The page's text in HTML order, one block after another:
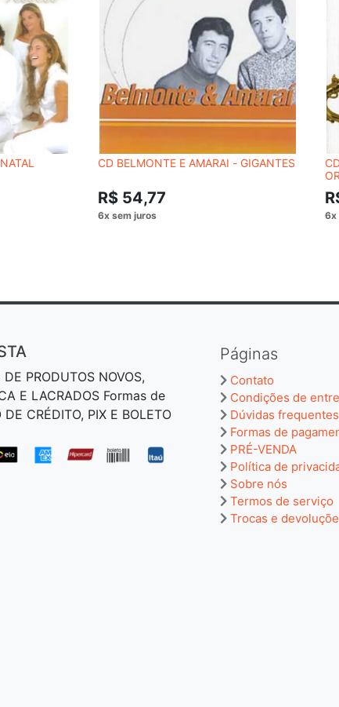
CD BELMONTE E AMARAI - GIGANTES
R$ 54,77
Páginas
Contato
Condições de
Dúvidas frequentes
Formas de
PRÉ-VENDA
Política de
Sobre nós
Termos de serviço
Trocas e
PRODUTOS NOVOS,
E LACRADOS Formas de
CRÉDITO, PIX E BOLETO